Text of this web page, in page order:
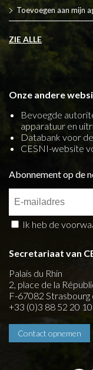
Toevoegen aan mijn
ZIE ALLE
Onze andere
Bevoegde
apparatuur en
Databank voor
CESNI-website
Abonnement op de
Ik heb de
Secretariaat van
Palais du Rhin
2, place de la
F-67082 Strasbourg
+33 (0)3 88 52 20 10
Contact opnemen